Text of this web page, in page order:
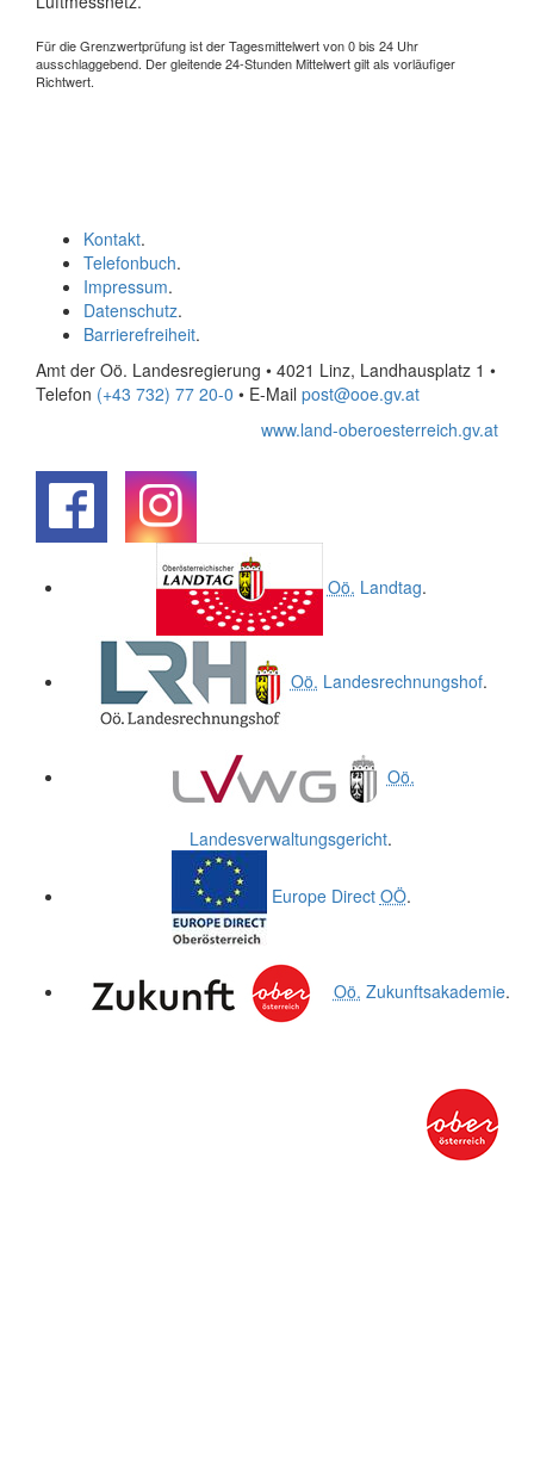
Für die Grenzwertprüfung ist der Tagesmittelwert von 0 bis 24 Uhr
ausschlaggebend. Der gleitende 24-Stunden Mittelwert gilt als vorläufiger
Richtwert.
Kontakt.
Telefonbuch.
Impressum.
Datenschutz.
Barrierefreiheit.
Amt der Oö. Landesregierung • 4021 Linz, Landhausplatz 1 •
Telefon (+43 732) 77 20-0 • E-Mail post@ooe.gv.at
www.land-oberoesterreich.gv.at
Oö. Landtag.
Oö. Landesrechnungshof.
Oö.
Landesverwaltungsgericht.
Europe Direct OÖ.
Oö. Zukunftsakademie.